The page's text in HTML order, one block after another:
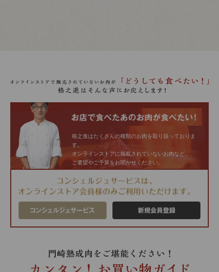
格之進はたくさんの種類のお肉を取り扱っておりま
す。
オンラインストアに掲載されていないお肉など、
ご要望やご予算をお聞かせください。